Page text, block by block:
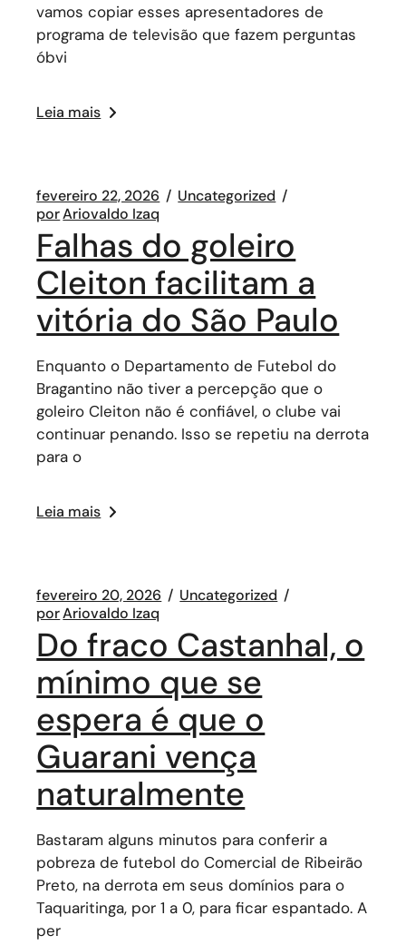
vamos copiar esses apresentadores de
programa de televisão que fazem perguntas
óbvi
Leia mais
fevereiro 22, 2026
Uncategorized
porAriovaldo Izaq
Falhas do goleiro
Cleiton facilitam a
vitória do São Paulo
Enquanto o Departamento de Futebol do
Bragantino não tiver a percepção que o
goleiro Cleiton não é confiável, o clube vai
continuar penando. Isso se repetiu na derrota
para o
Leia mais
fevereiro 20, 2026
Uncategorized
porAriovaldo Izaq
Do fraco Castanhal, o
mínimo que se
espera é que o
Guarani vença
naturalmente
Bastaram alguns minutos para conferir a
pobreza de futebol do Comercial de Ribeirão
Preto, na derrota em seus domínios para o
Taquaritinga, por 1 a 0, para ficar espantado. A
per